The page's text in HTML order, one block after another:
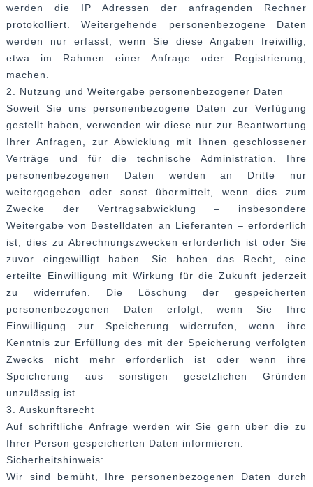
werden die IP Adressen der anfragenden Rechner
protokolliert. Weitergehende personenbezogene Daten
werden nur erfasst, wenn Sie diese Angaben freiwillig,
etwa im Rahmen einer Anfrage oder Registrierung,
machen.
2. Nutzung und Weitergabe personenbezogener Daten
Soweit Sie uns personenbezogene Daten zur Verfügung
gestellt haben, verwenden wir diese nur zur Beantwortung
Ihrer Anfragen, zur Abwicklung mit Ihnen geschlossener
Verträge und für die technische Administration. Ihre
personenbezogenen Daten werden an Dritte nur
weitergegeben oder sonst übermittelt, wenn dies zum
Zwecke der Vertragsabwicklung – insbesondere
Weitergabe von Bestelldaten an Lieferanten – erforderlich
ist, dies zu Abrechnungszwecken erforderlich ist oder Sie
zuvor eingewilligt haben. Sie haben das Recht, eine
erteilte Einwilligung mit Wirkung für die Zukunft jederzeit
zu widerrufen. Die Löschung der gespeicherten
personenbezogenen Daten erfolgt, wenn Sie Ihre
Einwilligung zur Speicherung widerrufen, wenn ihre
Kenntnis zur Erfüllung des mit der Speicherung verfolgten
Zwecks nicht mehr erforderlich ist oder wenn ihre
Speicherung aus sonstigen gesetzlichen Gründen
unzulässig ist.
3. Auskunftsrecht
Auf schriftliche Anfrage werden wir Sie gern über die zu
Ihrer Person gespeicherten Daten informieren.
Sicherheitshinweis:
Wir sind bemüht, Ihre personenbezogenen Daten durch